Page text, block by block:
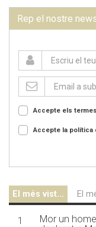
Rep el nostre
Accepte els
Accepte la política
El més vist... El
1
Mor un